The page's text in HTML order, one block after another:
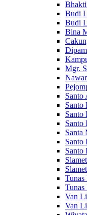
Budi
Budi
Bina
Mgr.
Nawar
Santo
Santo
Santo
Santo
Santa
Santo
Santo
Van
Van